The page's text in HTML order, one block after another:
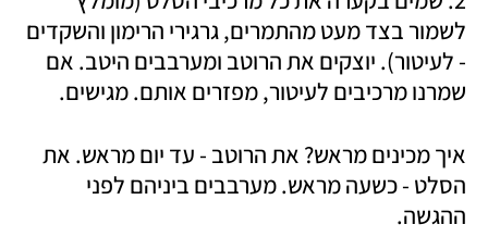
שמרנו מרכיבים לעיטור, מפזרים אותם. מגישים.
ההגשה.